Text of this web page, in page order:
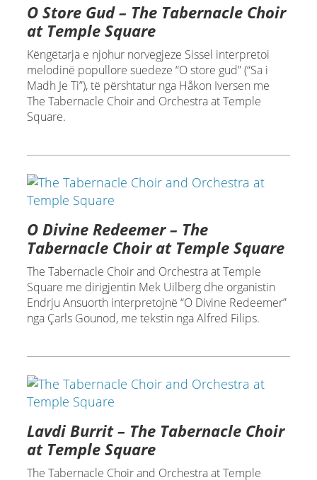
O Store Gud – The Tabernacle Choir
at Temple Square
Këngëtarja e njohur norvegjeze Sissel interpretoi
melodinë popullore suedeze “O store gud” (“Sa i
Madh Je Ti”), të përshtatur nga Håkon Iversen me
The Tabernacle Choir and Orchestra at Temple
Square.
O Divine Redeemer – The
Tabernacle Choir at Temple Square
The Tabernacle Choir and Orchestra at Temple
Square me dirigjentin Mek Uilberg dhe organistin
Endrju Ansuorth interpretojnë “O Divine Redeemer”
nga Çarls Gounod, me tekstin nga Alfred Filips.
Lavdi Burrit – The Tabernacle Choir
at Temple Square
The Tabernacle Choir and Orchestra at Temple